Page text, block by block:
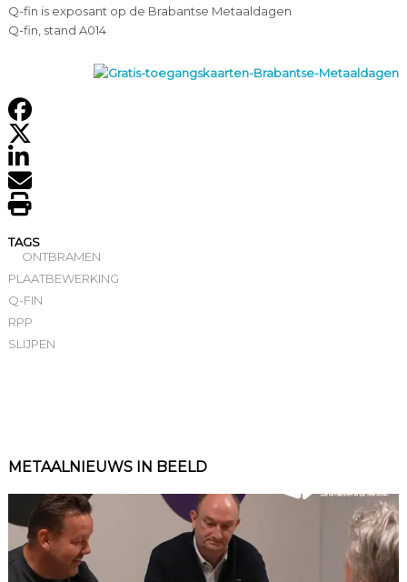
Q-fin is exposant op de Brabantse Metaaldagen
Q-fin, stand A014
TAGS
ONTBRAMEN
PLAATBEWERKING
Q-FIN
RPP
SLIJPEN
METAALNIEUWS IN BEELD